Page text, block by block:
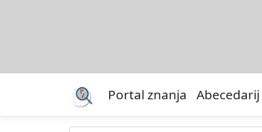
Portal znanja Abecedarij